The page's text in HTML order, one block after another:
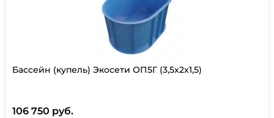
Бассейн (купель) Экосети ОП5Г (3,5х2х1,5)
106 750 руб.